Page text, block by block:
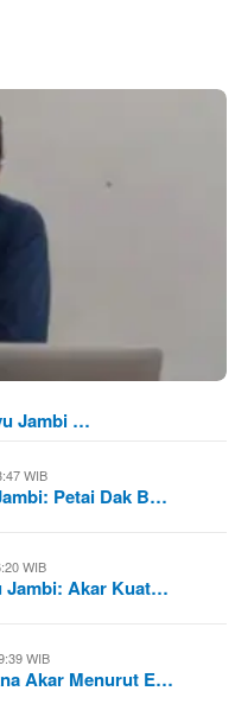
Jambi …
WIB
Petai Dak B…
WIB
Jambi: Akar Kuat…
WIB
Akar Menurut E…